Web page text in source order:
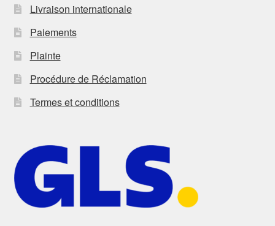
Livraison internationale
Paiements
Plainte
Procédure de Réclamation
Termes et conditions